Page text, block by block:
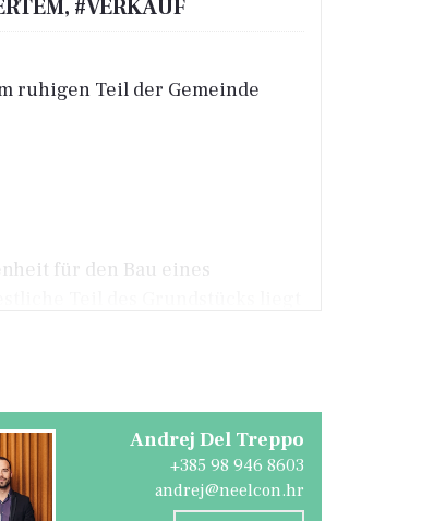
#VERKAUF
ruhigen Teil der Gemeinde
für den Bau eines
Teil des Grundstücks liegt
Andrej Del Treppo
+385 98 946 8603
andrej@neelcon.hr